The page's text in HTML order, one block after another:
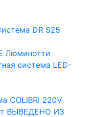
DR S25
Люминотти
система LED-
COLIBRI 220V
ВЫВЕДЕНО ИЗ